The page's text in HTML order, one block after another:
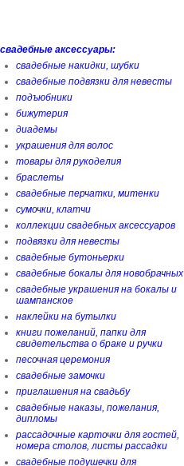
свадебные аксессуары:
свадебные накидки, шубки
свадебные подвязки для невесты
подъюбники
бижутерия
диадемы
украшения для волос
товары для рукоделия
браслеты
свадебные перчатки, митенки
сумочки, клатчи
коллекции свадебных аксессуаров
подвязки для невесты
свадебные бутоньерки
свадебные бокалы для новобрачных
свадебные украшения на бокалы и
шампанское
наклейки на бутылки
книги пожеланий, папки для
свидетельства о браке и ручки
песочная церемония
свадебные замочки
приглашения на свадьбу
свадебные наказы, пожелания,
дипломы
рассадочные карточки для гостей,
номера столов, листы рассадки
свадебные подушечки для